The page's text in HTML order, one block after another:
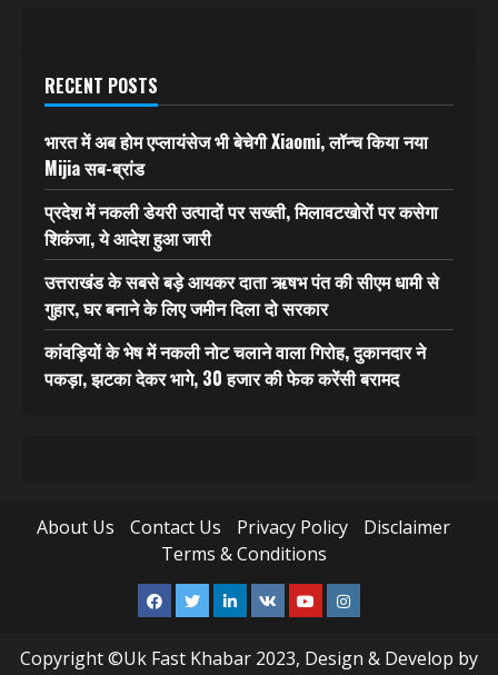
RECENT POSTS
भारत में अब होम एप्लायंसेज भी बेचेगी Xiaomi, लॉन्च किया नया
Mijia सब-ब्रांड
प्रदेश में नकली डेयरी उत्पादों पर सख्ती, मिलावटखोरों पर कसेगा
शिकंजा, ये आदेश हुआ जारी
उत्तराखंड के सबसे बड़े आयकर दाता ऋषभ पंत की सीएम धामी से
गुहार, घर बनाने के लिए जमीन दिला दो सरकार
कांवड़ियों के भेष में नकली नोट चलाने वाला गिरोह, दुकानदार ने
पकड़ा, झटका देकर भागे, 30 हजार की फेक करेंसी बरामद
About Us Contact Us Privacy Policy
Disclaimer
Terms & Conditions
Facebook
TwitterLinkedin
VK YoutubeInstagram
Copyright ©Uk Fast Khabar 2023, Design & Develop by